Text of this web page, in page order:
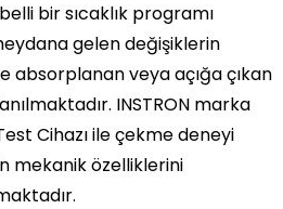
bir sıcaklık programı
gelen değişiklerin
absorplanan veya açığa çıkan
INSTRON marka
Cihazı ile çekme deneyi
mekanik özelliklerini